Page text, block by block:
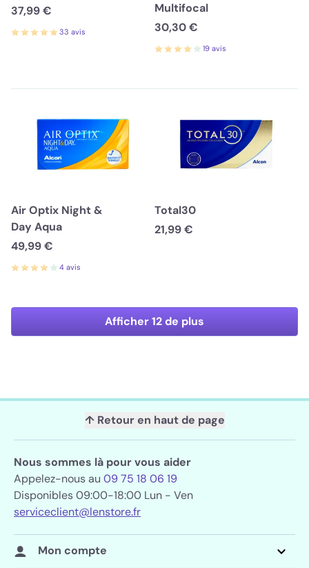
37,99 €
33 avis
Multifocal
30,30 €
19 avis
Air Optix Night &
Day Aqua
49,99 €
4 avis
Total30
21,99 €
Afficher 12 de plus
↑ Retour en haut de page
Nous sommes là pour vous aider
Appelez-nous au 09 75 18 06 19
Disponibles 09:00-18:00 Lun - Ven
serviceclient@lenstore.fr
Mon compte